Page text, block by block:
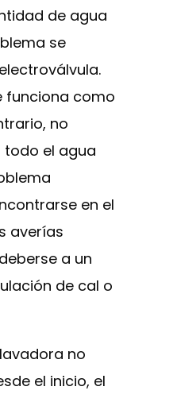
de agua
se
funciona como
no
el agua
en el
averías
a un
de cal o
no
el inicio, el